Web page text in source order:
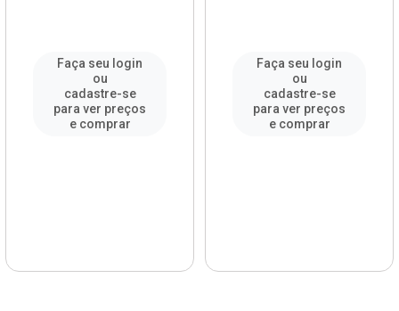
Faça seu login
ou
cadastre-se
para ver preços
e comprar
Faça seu login
ou
cadastre-se
para ver preços
e comprar